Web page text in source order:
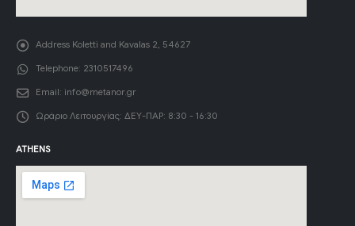
Address Koletti and Kavalas 2, 54627
Telephone: 2310517496
Email: info@metanor.gr
Ωράριο Λειτουργίας: ΔΕΥ-ΠΑΡ: 8:30 - 16:30
ATHENS